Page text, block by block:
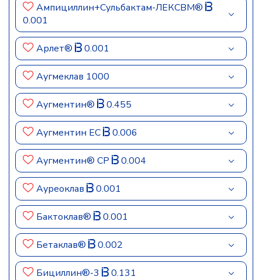
Ампициллин+Сульбактам-ЛЕКСВМ®
0.001
Арлет® 0.001
Аугмеклав 1000
Аугментин® 0.455
Аугментин ЕС 0.006
Аугментин® СР 0.004
Ауреоклав 0.001
Бактоклав® 0.001
Бетаклав® 0.002
Бициллин®-3 0.131